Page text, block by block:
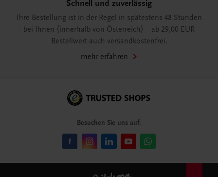
Schnell und zuverlässig
Ihre Bestellung ist in der Regel in spätestens 48 Stunden
bei Ihnen (innerhalb von Österreich) – ab 29,00 EUR
Bestellwert auch versandkostenfrei.
mehr erfahren
Besuchen Sie uns auf: